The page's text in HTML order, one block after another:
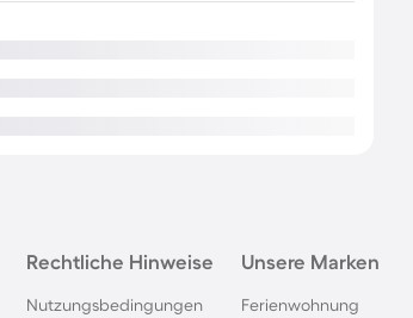
Rechtliche Hinweise
Nutzungsbedingungen
Unsere Marken
Ferienwohnung